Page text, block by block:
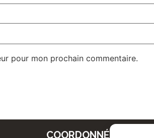
pour mon prochain commentaire.
COORDONNÉES